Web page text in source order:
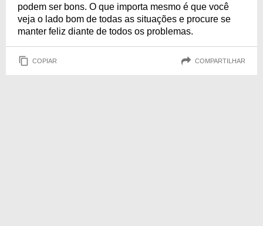
podem ser bons. O que importa mesmo é que você
veja o lado bom de todas as situações e procure se
manter feliz diante de todos os problemas.
COPIAR COMPARTILHAR